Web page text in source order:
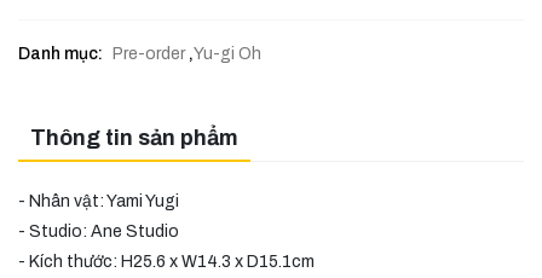
Danh mục: Pre-order,Yu-gi Oh
Thông tin sản phẩm
- Nhân vật: Yami Yugi
- Studio: Ane Studio
- Kích thước: H25.6 x W14.3 x D15.1cm